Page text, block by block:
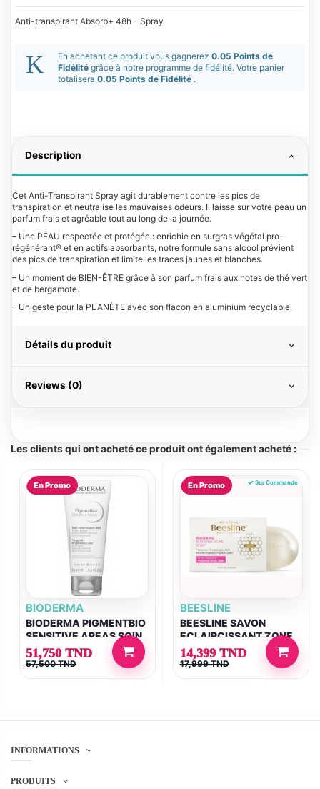
Anti-transpirant Absorb+ 48h - Spray
En achetant ce produit vous gagnerez 0.05 Points de
Fidélité grâce à notre programme de fidélité. Votre panier
totalisera 0.05 Points de Fidélité .
Description
Cet Anti-Transpirant Spray agit durablement contre les pics de
transpiration et neutralise les mauvaises odeurs. Il laisse sur votre peau un
parfum frais et agréable tout au long de la journée.
– Une PEAU respectée et protégée : enrichie en surgras végétal pro-
régénérant® et en actifs absorbants, notre formule sans alcool prévient
des pics de transpiration et limite les traces jaunes et blanches.
– Un moment de BIEN-ÊTRE grâce à son parfum frais aux notes de thé vert
et de bergamote.
– Un geste pour la PLANÈTE avec son flacon en aluminium recyclable.
Détails du produit
Reviews (0)
Les clients qui ont acheté ce produit ont également acheté :
En Promo
BIODERMA
BIODERMA PIGMENTBIO
SENSITIVE AREAS SOIN
ECLAIRCISSANT 75ML
51,750 TND
57,500 TND
En Promo Sur Commande
BEESLINE
BEESLINE SAVON
ECLAIRCISSANT ZONE
INTIME 110G
14,399 TND
17,999 TND
INFORMATIONS
PRODUITS